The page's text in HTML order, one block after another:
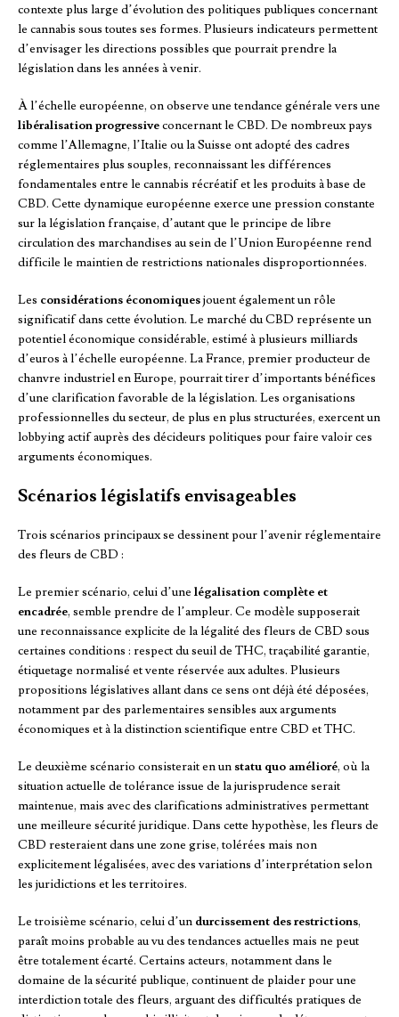
contexte plus large d’évolution des politiques publiques concernant
le cannabis sous toutes ses formes. Plusieurs indicateurs permettent
d’envisager les directions possibles que pourrait prendre la
législation dans les années à venir.
À l’échelle européenne, on observe une tendance générale vers une
libéralisation progressiveconcernant le CBD. De nombreux pays
comme l’Allemagne, l’Italie ou la Suisse ont adopté des cadres
réglementaires plus souples, reconnaissant les différences
fondamentales entre le cannabis récréatif et les produits à base de
CBD. Cette dynamique européenne exerce une pression constante
sur la législation française, d’autant que le principe de libre
circulation des marchandises au sein de l’Union Européenne rend
difficile le maintien de restrictions nationales disproportionnées.
Les considérations économiquesjouent également un rôle
significatif dans cette évolution. Le marché du CBD représente un
potentiel économique considérable, estimé à plusieurs milliards
d’euros à l’échelle européenne. La France, premier producteur de
chanvre industriel en Europe, pourrait tirer d’importants bénéfices
d’une clarification favorable de la législation. Les organisations
professionnelles du secteur, de plus en plus structurées, exercent un
lobbying actif auprès des décideurs politiques pour faire valoir ces
arguments économiques.
Scénarios législatifs envisageables
Trois scénarios principaux se dessinent pour l’avenir réglementaire
des fleurs de CBD :
Le premier scénario, celui d’une légalisation complète et
encadrée, semble prendre de l’ampleur. Ce modèle supposerait
une reconnaissance explicite de la légalité des fleurs de CBD sous
certaines conditions : respect du seuil de THC, traçabilité garantie,
étiquetage normalisé et vente réservée aux adultes. Plusieurs
propositions législatives allant dans ce sens ont déjà été déposées,
notamment par des parlementaires sensibles aux arguments
économiques et à la distinction scientifique entre CBD et THC.
Le deuxième scénario consisterait en un statu quo amélioré, où la
situation actuelle de tolérance issue de la jurisprudence serait
maintenue, mais avec des clarifications administratives permettant
une meilleure sécurité juridique. Dans cette hypothèse, les fleurs de
CBD resteraient dans une zone grise, tolérées mais non
explicitement légalisées, avec des variations d’interprétation selon
les juridictions et les territoires.
Le troisième scénario, celui d’un durcissement des restrictions,
paraît moins probable au vu des tendances actuelles mais ne peut
être totalement écarté. Certains acteurs, notamment dans le
domaine de la sécurité publique, continuent de plaider pour une
interdiction totale des fleurs, arguant des difficultés pratiques de